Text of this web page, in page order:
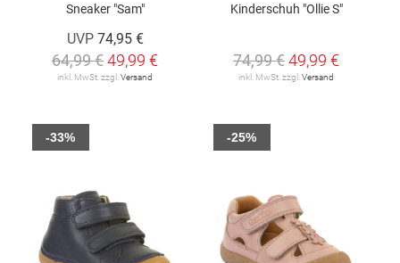
Sneaker "Sam"
UVP 74,95 €
64,99 €49,99 €
inkl. MwSt. zzgl. Versand
Kinderschuh "Ollie S"
74,99 €49,99 €
inkl. MwSt. zzgl. Versand
-33% -25%